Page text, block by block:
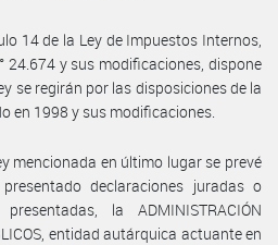
14 de la Ley de Impuestos Internos,
24.674 y sus modificaciones, dispone
se regirán por las disposiciones de la
en 1998 y sus modificaciones.
mencionada en último lugar se prevé
declaraciones juradas o
la ADMINISTRACIÓN
entidad autárquica actuante en